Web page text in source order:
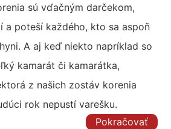
sú vďačným darčekom,
a poteší každého, kto sa aspoň
A aj keď niekto napríklad so
kamarát či kamarátka,
z našich zostáv korenia
rok nepustí varešku.
Pokračovať